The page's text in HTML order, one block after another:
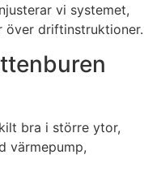
vi systemet,
över driftinstruktioner.
bra i större ytor,
värmepump,